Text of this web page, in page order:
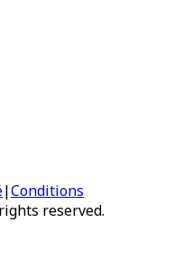
|Conditions
reserved.